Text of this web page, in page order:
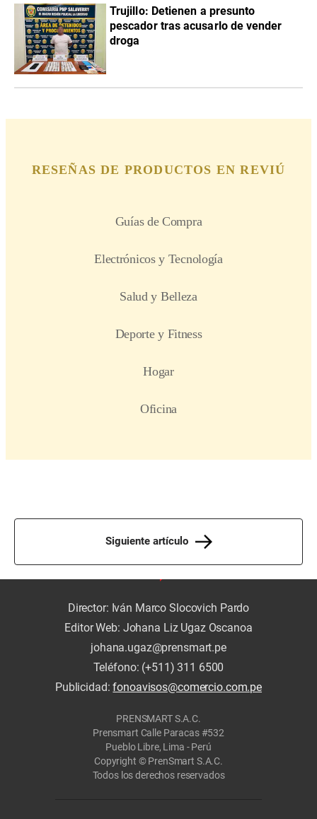
Trujillo: Detienen a presunto
pescador tras acusarlo de vender
droga
Siguiente artículo
Director: Iván Marco Slocovich Pardo
Editor Web: Johana Liz Ugaz Oscanoa
johana.ugaz@prensmart.pe
Teléfono: (+511) 311 6500
Publicidad:fonoavisos@comercio.com.pe
PRENSMART S.A.C.
Prensmart Calle Paracas #532
Pueblo Libre, Lima - Perú
Copyright © PrenSmart S.A.C.
Todos los derechos reservados